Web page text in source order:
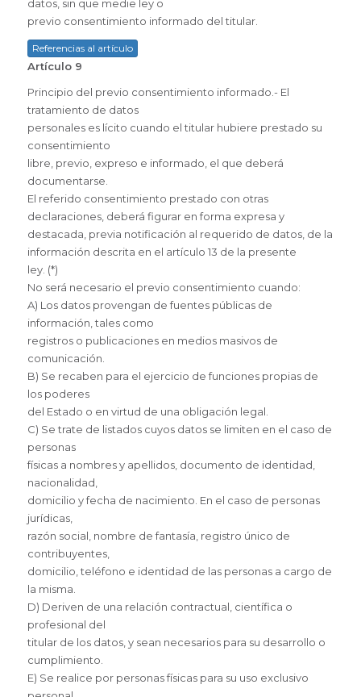
datos, sin que medie ley o
previo consentimiento informado del titular.
Referencias al artículo
Artículo 9
Principio del previo consentimiento informado.- El
tratamiento de datos
personales es lícito cuando el titular hubiere prestado su
consentimiento
libre, previo, expreso e informado, el que deberá
documentarse.
El referido consentimiento prestado con otras
declaraciones, deberá figurar en forma expresa y
destacada, previa notificación al requerido de datos, de la
información descrita en el artículo 13 de la presente
ley. (*)
No será necesario el previo consentimiento cuando:
A) Los datos provengan de fuentes públicas de
información, tales como
registros o publicaciones en medios masivos de
comunicación.
B) Se recaben para el ejercicio de funciones propias de
los poderes
del Estado o en virtud de una obligación legal.
C) Se trate de listados cuyos datos se limiten en el caso de
personas
físicas a nombres y apellidos, documento de identidad,
nacionalidad,
domicilio y fecha de nacimiento. En el caso de personas
jurídicas,
razón social, nombre de fantasía, registro único de
contribuyentes,
domicilio, teléfono e identidad de las personas a cargo de
la misma.
D) Deriven de una relación contractual, científica o
profesional del
titular de los datos, y sean necesarios para su desarrollo o
cumplimiento.
E) Se realice por personas físicas para su uso exclusivo